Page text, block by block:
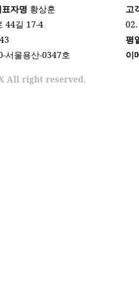
자명 황상훈
44길 17-4
서울용산-0347호
All right reserved.
고
평
이